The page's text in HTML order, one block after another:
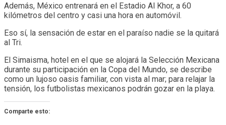
Además, México entrenará en el Estadio Al Khor, a 60
kilómetros del centro y casi una hora en automóvil.
Eso sí, la sensación de estar en el paraíso nadie se la quitará
al Tri.
El Simaisma, hotel en el que se alojará la Selección Mexicana
durante su participación en la Copa del Mundo, se describe
como un lujoso oasis familiar, con vista al mar; para relajar la
tensión, los futbolistas mexicanos podrán gozar en la playa.
Comparte esto: